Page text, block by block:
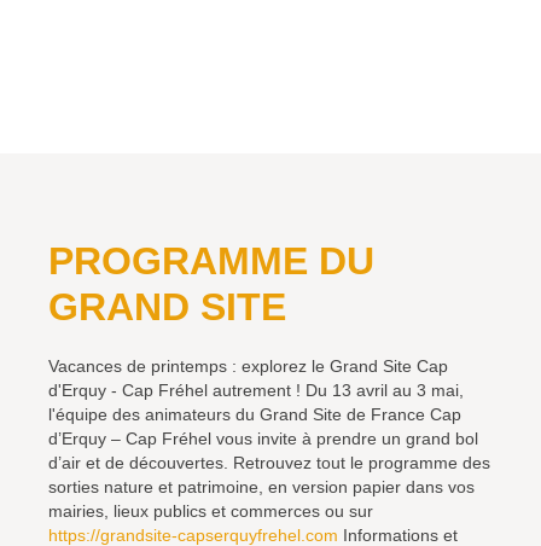
PROGRAMME DU
GRAND SITE
Vacances de printemps : explorez le Grand Site Cap
d'Erquy - Cap Fréhel autrement ! Du 13 avril au 3 mai,
l'équipe des animateurs du Grand Site de France Cap
d’Erquy – Cap Fréhel vous invite à prendre un grand bol
d’air et de découvertes. Retrouvez tout le programme des
sorties nature et patrimoine, en version papier dans vos
mairies, lieux publics et commerces ou sur
https://grandsite-capserquyfrehel.com Informations et